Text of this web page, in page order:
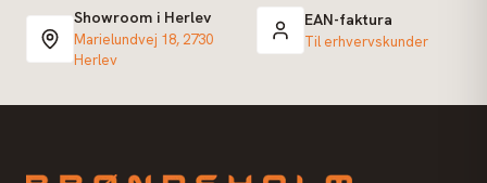
Showroom i Herlev
Marielundvej 18, 2730
Herlev
EAN-faktura
Til erhvervskunder